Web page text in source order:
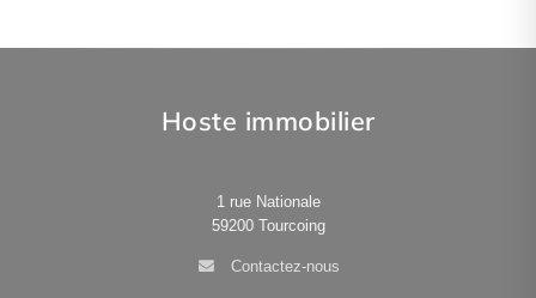
Hoste immobilier
1 rue Nationale
59200 Tourcoing
Contactez-nous